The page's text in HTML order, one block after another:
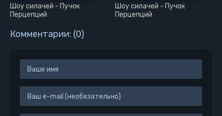
Шоу силачей - Пучок
Перцепций
Шоу силачей - Пучок
Перцепций
Комментарии: (0)